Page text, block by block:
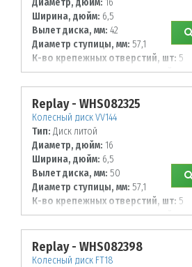
Ширина, дюйм: 6,5
Вылет диска, мм: 42
Диаметр ступицы, мм: 57,1
К-во крепежных отверстий, шт: 5
Диаметр располож. отверстий, мм:
112
Replay - WHS082325
Колесный диск VV144
Тип: Диск литой
Диаметр, дюйм: 16
Ширина, дюйм: 6,5
Вылет диска, мм: 50
Диаметр ступицы, мм: 57,1
К-во крепежных отверстий, шт: 5
Диаметр располож. отверстий, мм:
112
Replay - WHS082398
Колесный диск FT18